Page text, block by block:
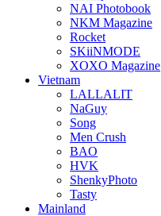
NAI Photobook
NKM Magazine
Rocket
SKiiNMODE
XOXO Magazine
Vietnam
LALLALIT
NaGuy
Song
Men Crush
BAO
HVK
ShenkyPhoto
Tasty
Mainland